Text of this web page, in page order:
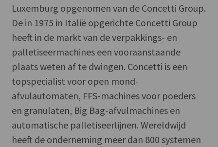
Luxemburg opgenomen van de Concetti Group.
De in 1975 in Italië opgerichte Concetti Group
heeft in de markt van de verpakkings- en
palletiseermachines een vooraanstaande
plaats weten af te dwingen. Concetti is een
topspecialist voor open mond-
afvulautomaten, FFS-machines voor poeders
en granulaten, Big Bag-afvulmachines en
automatische palletiseerlijnen. Wereldwijd
heeft de onderneming meer dan 800 systemen